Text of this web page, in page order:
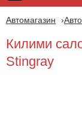
Автомагазин
Килими
Stingray